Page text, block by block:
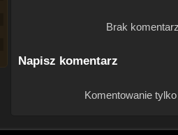
Brak
Napisz komentarz
Komentowanie